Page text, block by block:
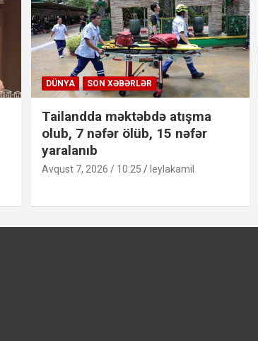
DÜNYA SON XƏBƏRLƏR
Tailandda məktəbdə atışma
olub, 7 nəfər ölüb, 15 nəfər
yaralanıb
Avqust 7, 2026 / 10:25 leylakamil